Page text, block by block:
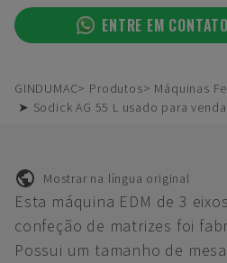
ENTRE EM
GINDUMAC Produtos
Máquinas
➤ Sodick AG 55 L usado para
Mostrar na língua original
Esta máquina EDM de 3
confeção de matrizes foi
Possui um tamanho de